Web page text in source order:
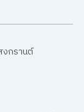
งกรานต์